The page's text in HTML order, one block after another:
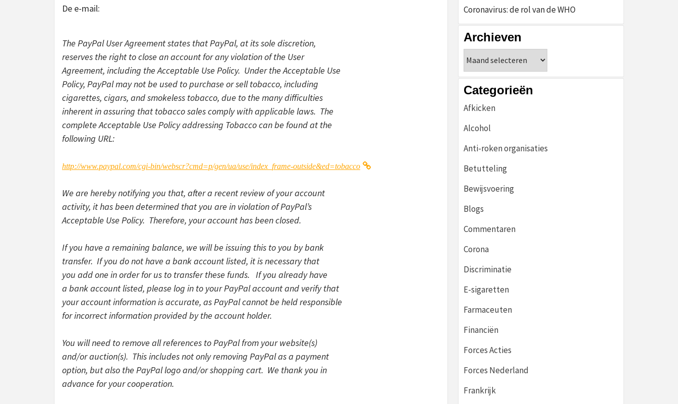
De e-mail:
The PayPal User Agreement states that PayPal, at its sole discretion,
reserves the right to close an account for any violation of the User
Agreement, including the Acceptable Use Policy. Under the Acceptable Use
Policy, PayPal may not be used to purchase or sell tobacco, including
cigarettes, cigars, and smokeless tobacco, due to the many difficulties
inherent in assuring that tobacco sales comply with applicable laws. The
complete Acceptable Use Policy addressing Tobacco can be found at the
following URL:
http://www.paypal.com/cgi-bin/webscr?cmd=p/gen/ua/use/index_frame-outside&ed=tobacco
We are hereby notifying you that, after a recent review of your account
activity, it has been determined that you are in violation of PayPal’s
Acceptable Use Policy. Therefore, your account has been closed.
If you have a remaining balance, we will be issuing this to you by bank
transfer. If you do not have a bank account listed, it is necessary that
you add one in order for us to transfer these funds. If you already have
a bank account listed, please log in to your PayPal account and verify that
your account information is accurate, as PayPal cannot be held responsible
for incorrect information provided by the account holder.
You will need to remove all references to PayPal from your website(s)
and/or auction(s). This includes not only removing PayPal as a payment
option, but also the PayPal logo and/or shopping cart. We thank you in
advance for your cooperation.
Coronavirus: de rol van de WHO
Archieven
Categorieën
Afkicken
Alcohol
Anti-roken organisaties
Betutteling
Bewijsvoering
Blogs
Commentaren
Corona
Discriminatie
E-sigaretten
Farmaceuten
Financiën
Forces Acties
Forces Nederland
Frankrijk